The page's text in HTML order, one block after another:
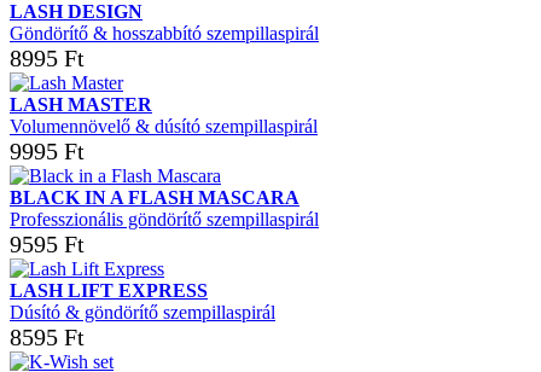
LASH DESIGN
Göndörítő & hosszabbító szempillaspirál
8995 Ft
LASH MASTER
Volumennövelő & dúsító szempillaspirál
9995 Ft
BLACK IN A FLASH MASCARA
Professzionális göndörítő szempillaspirál
9595 Ft
LASH LIFT EXPRESS
Dúsító & göndörítő szempillaspirál
8595 Ft